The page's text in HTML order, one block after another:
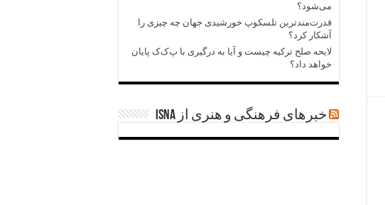
می‌شود؟
قدرت‌مندترین تلسکوپ خورشیدی جهان چه چیزی را
آشکار کرد؟
لایحه صلح ترکیه چیست و آیا به درگیری با پ‌ک‌ک پایان
خواهد داد؟
خبرهای فرهنگی و هنری از ISNA